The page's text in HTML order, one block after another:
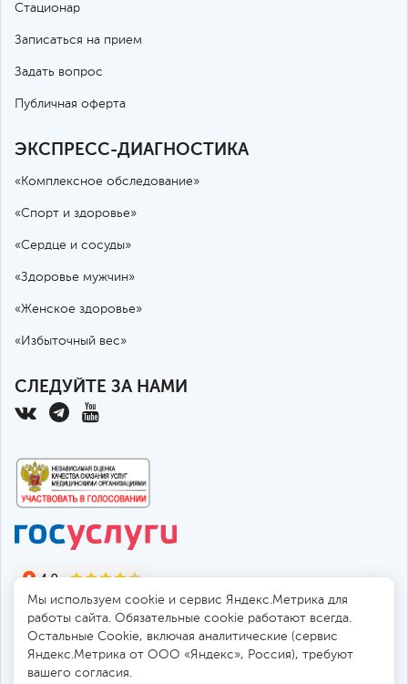
Стационар
Записаться на прием
Задать вопрос
Публичная оферта
ЭКСПРЕСС-ДИАГНОСТИКА
«Комплексное обследование»
«Спорт и здоровье»
«Сердце и сосуды»
«Здоровье мужчин»
«Женское здоровье»
«Избыточный вес»
СЛЕДУЙТЕ ЗА НАМИ
Мы используем cookie и сервис Яндекс.Метрика для
работы сайта. Обязательные cookie работают всегда.
Остальные Сookie, включая аналитические (сервис
Яндекс.Метрика от ООО «Яндекс», Россия), требуют
вашего согласия.